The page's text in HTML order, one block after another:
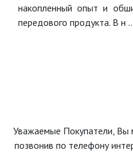
накопленный опыт и
передового продукта. В н
Уважаемые Покупатели, Вы
позвонив по телефону